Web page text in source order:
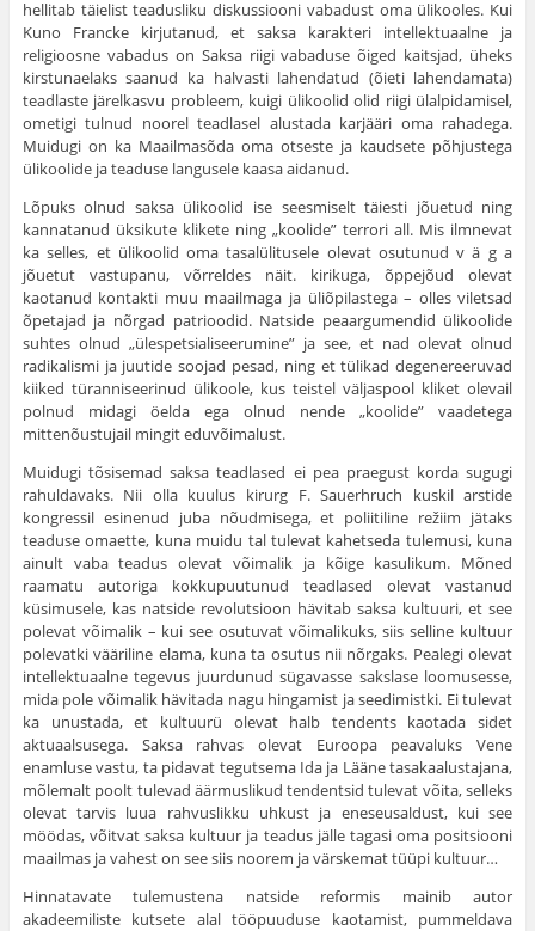
hellitab täielist teadusliku diskussiooni vaba­dust oma ülikooles. Kui
Kuno Francke kirjutanud, et saksa karakteri intellektuaalne ja
religioosne vabadus on Saksa riigi vabaduse õiged kaitsjad, üheks
kirstunaelaks saanud ka halvasti lahendatud (õieti lahendamata)
teadlaste järelkasvu prob­leem, kuigi ülikoolid olid riigi ülalpidamisel,
ometigi tulnud noorel teadlasel alus­tada karjääri oma rahadega.
Muidugi on ka Maailmasõda oma otseste ja kaud­sete põhjustega
ülikoolide ja teaduse langusele kaasa aidanud.
Lõpuks olnud saksa ülikoolid ise seesmiselt täiesti jõuetud ning
kanna­tanud üksikute klikete ning „koolide” terrori all. Mis ilmnevat
ka selles, et ülikoolid oma tasalülitusele olevat osutunud v ä g a
jõuetut vastupanu, võrreldes näit. kirikuga, õppejõud ole­vat
kaotanud kontakti muu maailmaga ja üliõpilastega – olles viletsad
õpetajad ja nõrgad patrioodid. Natside peaargumendid ülikoolide
suhtes olnud „ülespetsialiseerumine” ja see, et nad olevat olnud
radikalismi ja juutide soojad pesad, ning et tülikad degenereeruvad
kiiked türanniseerinud ülikoole, kus teistel väljaspool kliket olevail
polnud midagi öelda ega olnud nende „koolide” vaade­tega
mittenõustujail mingit eduvõimalust.
Muidugi tõsisemad saksa teadlased ei pea praegust korda sugugi
rahul­davaks. Nii olla kuulus kirurg F. Sauerhruch kuskil arstide
kongressil esinenud juba nõudmisega, et poliitiline režiim jätaks
teaduse omaette, kuna muidu tal tulevat kahetseda tulemusi, kuna
ainult vaba teadus olevat võimalik ja kõige kasulikum. Mõned
raamatu autoriga kokkupuutunud teadlased olevat vas­tanud
küsimusele, kas natside revolutsioon hävitab saksa kultuuri, et see
polevat võimalik – kui see osutuvat võimalikuks, siis selline kultuur
polevatki vääriline elama, kuna ta osutus nii nõrgaks. Pealegi olevat
intellektuaalne tegevus juur­dunud sügavasse sakslase loomusesse,
mida pole võimalik hävitada nagu hinga­mist ja seedimistki. Ei tulevat
ka unustada, et kultuurü olevat halb tendents kaotada sidet
aktuaalsusega. Saksa rahvas olevat Euroopa peavaluks Vene
enamluse vastu, ta pidavat tegutsema Ida ja Lääne tasakaalustajana,
mõlemalt poolt tulevad äärmuslikud tendentsid tulevat võita, selleks
olevat tarvis luua rahvuslikku uhkust ja eneseusaldust, kui see
möödas, võitvat saksa kultuur ja teadus jälle tagasi oma positsiooni
maailmas ja vahest on see siis noorem ja värskemat tüüpi kultuur…
Hinnatavate tulemustena natside reformis mainib autor
akadeemiliste kutsete alal tööpuuduse kaotamist, pummeldava